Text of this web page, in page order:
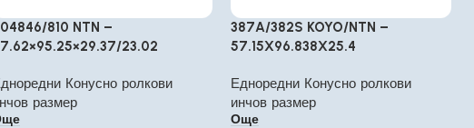
810 NTN –
23.02
Конусно ролкови
размер
387A/382S KOYO/NTN –
57.15X96.838X25.4
Едноредни Конусно ролкови
инчов размер
Още